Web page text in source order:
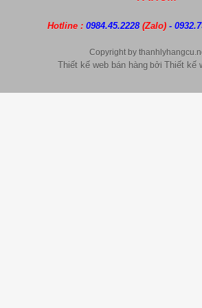
Hotline : 0984.45.2228 (Zalo) -
Copyright by
Thiết kế web bán hàng bởi Thiết kế